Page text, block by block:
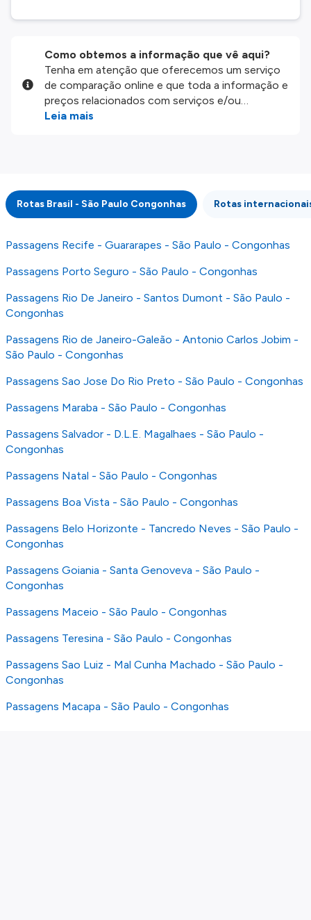
Como obtemos a informação que vê aqui?
Tenha em atenção que oferecemos um serviço
de comparação online e que toda a informação e
preços relacionados com serviços e/ou
produtos disponíveis no nosso website são
integridade ou pela precisão da informação
publicada, por isso verifique com atenção todas
as condições no website do parceiro antes de
fazer uma reserva. Para mais detalhes verifique
os nossos
Termos e Condições.
Leia mais
Rotas Brasil - São Paulo Congonhas Rotas
Passagens Recife - Guararapes - São Paulo - Congonhas
Passagens Porto Seguro - São Paulo - Congonhas
Passagens Rio De Janeiro - Santos Dumont - São Paulo -
Congonhas
Passagens Rio de Janeiro-Galeão - Antonio Carlos Jobim -
São Paulo - Congonhas
Passagens Sao Jose Do Rio Preto - São Paulo - Congonhas
Passagens Maraba - São Paulo - Congonhas
Passagens Salvador - D.L.E. Magalhaes - São Paulo -
Congonhas
Passagens Natal - São Paulo - Congonhas
Passagens Boa Vista - São Paulo - Congonhas
Passagens Belo Horizonte - Tancredo Neves - São Paulo -
Congonhas
Passagens Goiania - Santa Genoveva - São Paulo -
Congonhas
Passagens Maceio - São Paulo - Congonhas
Passagens Teresina - São Paulo - Congonhas
Passagens Sao Luiz - Mal Cunha Machado - São Paulo -
Congonhas
Passagens Macapa - São Paulo - Congonhas